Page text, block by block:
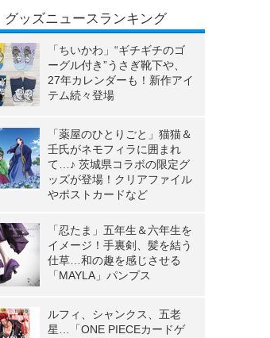
グッズニュースランキング
「ちいかわ」“ギチギチのゴ
ーグル付き”うさぎ靴下や、
27年カレンダーも！新作アイ
テム続々登場
「薬屋のひとりごと」猫猫＆
壬氏がネモフィラに囲まれ
て…♪ 茨城県コラボの限定グ
ッズが登場！クリアファイル
やポストカードなど
「忍たま」五年生＆六年生を
イメージ！手裏剣、髪を結う
仕草…和の趣を感じさせる
「MAYLA」パンプス
ルフィ、シャンクス、五老
星…「ONE PIECEカードゲ